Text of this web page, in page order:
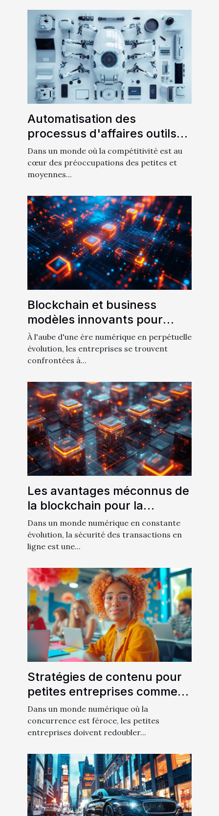
Automatisation des
processus d'affaires outils
essentiels pour augmenter la
productivité en PME
Dans un monde où la compétitivité est au
cœur des préoccupations des petites et
moyennes...
Blockchain et business
modèles innovants pour
intégrer la technologie dans
votre entreprise
À l'aube d'une ère numérique en perpétuelle
évolution, les entreprises se trouvent
confrontées à...
Les avantages méconnus de
la blockchain pour la
sécurité des transactions en
ligne
Dans un monde numérique en constante
évolution, la sécurité des transactions en
ligne est une...
Stratégies de contenu pour
petites entreprises comment
créer un impact avec un
budget limité
Dans un monde numérique où la
concurrence est féroce, les petites
entreprises doivent redoubler...